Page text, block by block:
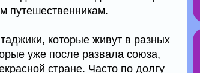
путешественникам.
которые живут в разных
уже после развала союза,
стране. Часто по долгу